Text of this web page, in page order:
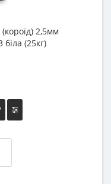
2,5мм
(25кг)